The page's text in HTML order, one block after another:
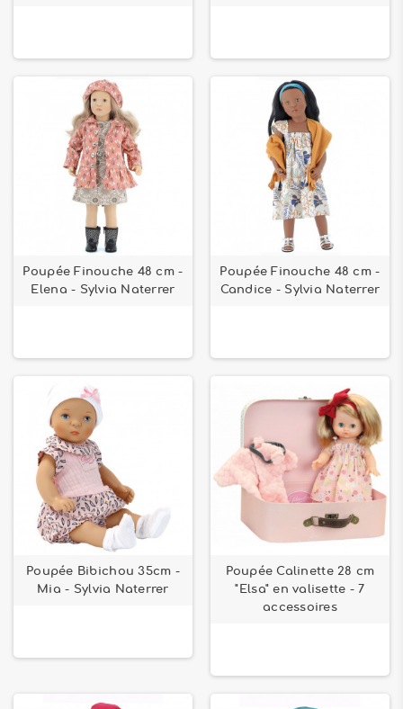
Poupée Finouche 48 cm -
Elena - Sylvia Naterrer
Poupée Finouche 48 cm -
Candice - Sylvia Naterrer
Poupée Bibichou 35cm -
Mia - Sylvia Naterrer
Poupée Calinette 28 cm
"Elsa" en valisette - 7
accessoires